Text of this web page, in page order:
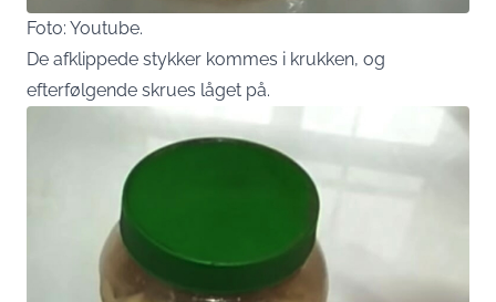
Foto: Youtube.
De afklippede stykker kommes i krukken, og
efterfølgende skrues låget på.